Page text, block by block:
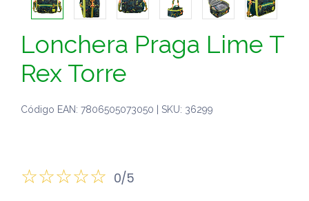
Lonchera Praga Lime T
Rex Torre
Código EAN: 7806505073050 | SKU: 36299
0/5